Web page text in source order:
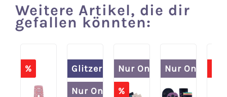
Produktgalerie überspringen
Weitere Artikel, die dir
gefallen könnten:
%Spare 20% im Set
Glitzer
Nur Online
Nur Online
%
Spare 20% im Set
Nur Online